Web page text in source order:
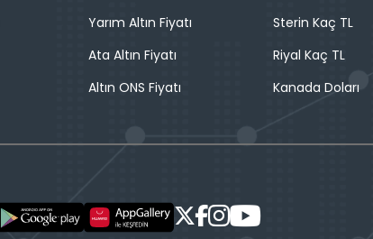
Yarım Altın Fiyatı
Ata Altın Fiyatı
Altın ONS Fiyatı
Sterin Kaç TL
Riyal Kaç TL
Kanada Doları